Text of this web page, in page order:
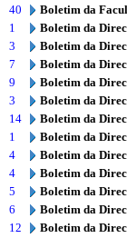
40
Boletim da
1
Boletim da
3
Boletim da
7
Boletim da
9
Boletim da
3
Boletim da
14
Boletim da
1
Boletim da
4
Boletim da
4
Boletim da
5
Boletim da
6
Boletim da
12
Boletim da